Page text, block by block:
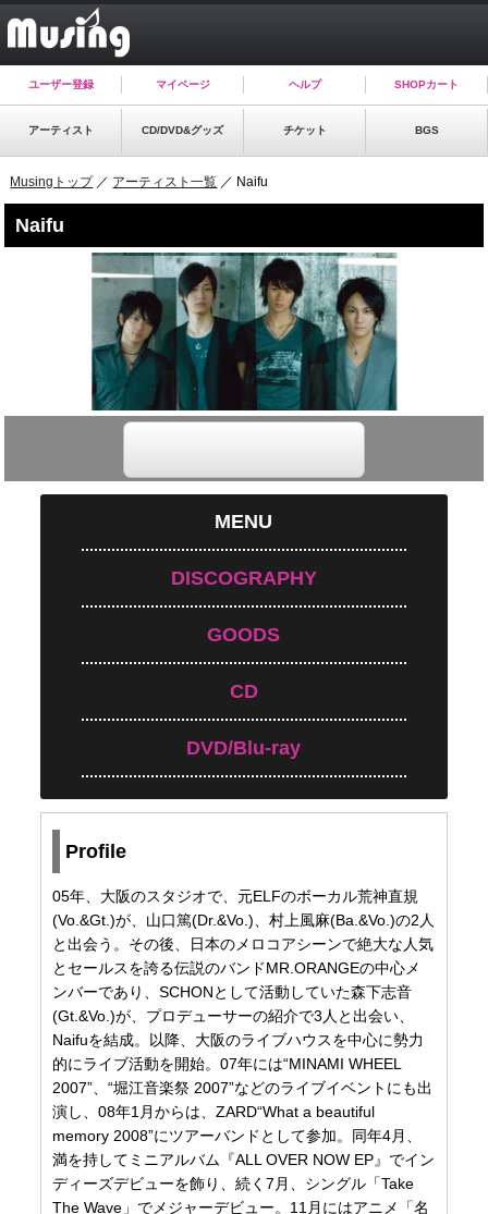
ユーザー登録 マイページ ヘルプ SHOPカート
アーティスト CD/DVD&グッズ チケット BGS
Musingトップ／ アーティスト一覧 ／ Naifu
Naifu
MENU
DISCOGRAPHY
GOODS
CD
DVD/Blu-ray
Profile
05年、大阪のスタジオで、元ELFのボーカル荒神直規
(Vo.&Gt.)が、山口篤(Dr.&Vo.)、村上風麻(Ba.&Vo.)の2人
と出会う。その後、日本のメロコアシーンで絶大な人気
とセールスを誇る伝説のバンドMR.ORANGEの中心メ
ンバーであり、SCHONとして活動していた森下志音
(Gt.&Vo.)が、プロデューサーの紹介で3人と出会い、
Naifuを結成。以降、大阪のライブハウスを中心に勢力
的にライブ活動を開始。07年には“MINAMI WHEEL
2007”、“堀江音楽祭 2007”などのライブイベントにも出
演し、08年1月からは、ZARD“What a beautiful
memory 2008”にツアーバンドとして参加。同年4月、
満を持してミニアルバム『ALL OVER NOW EP』でイン
ディーズデビューを飾り、続く7月、シングル「Take
The Wave」でメジャーデビュー。11月にはアニメ「名